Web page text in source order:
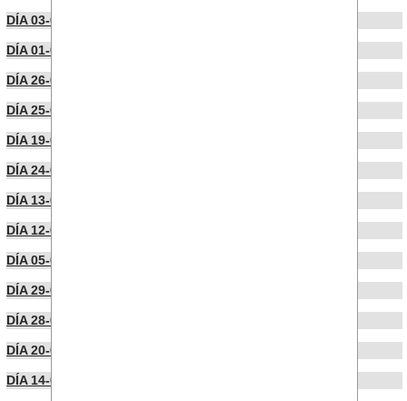
DÍA 03-04-2025
DÍA 01-04-2025
DÍA 26-03-2025
DÍA 25-03-2025
DÍA 19-03-2025
DÍA 24-02-2025
DÍA 13-02-2025
DÍA 12-02-2025
DÍA 05-02-2025
DÍA 29-01-2025
DÍA 28-01-2025
DÍA 20-01-2025
DÍA 14-01-2025